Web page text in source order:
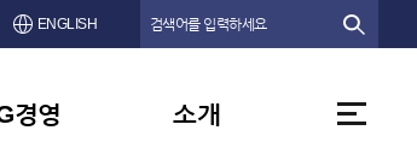
ENGLISH
경영 소개